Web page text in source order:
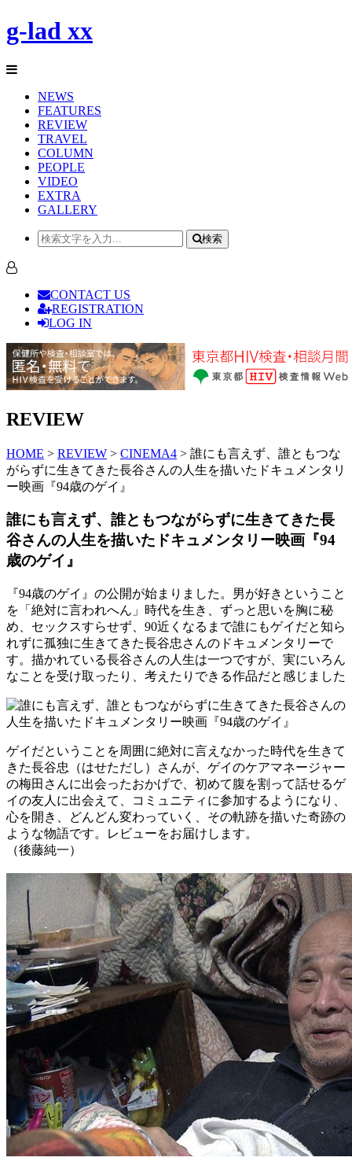
g-lad xx
NEWS
FEATURES
REVIEW
TRAVEL
COLUMN
PEOPLE
VIDEO
EXTRA
GALLERY
検索
CONTACT US
REGISTRATION
LOG IN
REVIEW
HOME > REVIEW > CINEMA4 > 誰にも言えず、誰ともつな
がらずに生きてきた長谷さんの人生を描いたドキュメンタリ
ー映画『94歳のゲイ』
誰にも言えず、誰ともつながらずに生きてきた長
谷さんの人生を描いたドキュメンタリー映画『94
歳のゲイ』
『94歳のゲイ』の公開が始まりました。男が好きということ
を「絶対に言われへん」時代を生き、ずっと思いを胸に秘
め、セックスすらせず、90近くなるまで誰にもゲイだと知ら
れずに孤独に生きてきた長谷忠さんのドキュメンタリーで
す。描かれている長谷さんの人生は一つですが、実にいろん
なことを受け取ったり、考えたりできる作品だと感じました
ゲイだということを周囲に絶対に言えなかった時代を生きて
きた長谷忠（はせただし）さんが、ゲイのケアマネージャー
の梅田さんに出会ったおかげで、初めて腹を割って話せるゲ
イの友人に出会えて、コミュニティに参加するようになり、
心を開き、どんどん変わっていく、その軌跡を描いた奇跡の
ような物語です。レビューをお届けします。
（後藤純一）